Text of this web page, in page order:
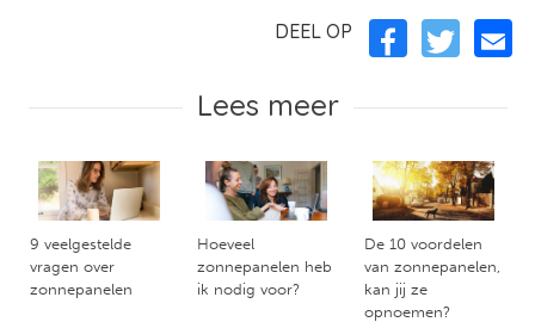
DEEL OP
Lees meer
9 veelgestelde
vragen over
zonnepanelen
Hoeveel
zonnepanelen heb
ik nodig voor?
De 10 voordelen
van zonnepanelen,
kan jij ze
opnoemen?